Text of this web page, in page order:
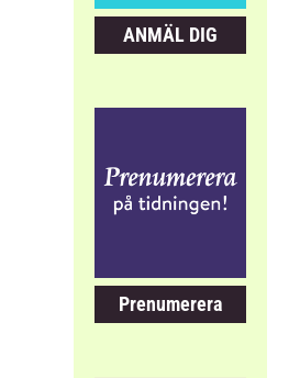
ANMÄL DIG
Prenumerera